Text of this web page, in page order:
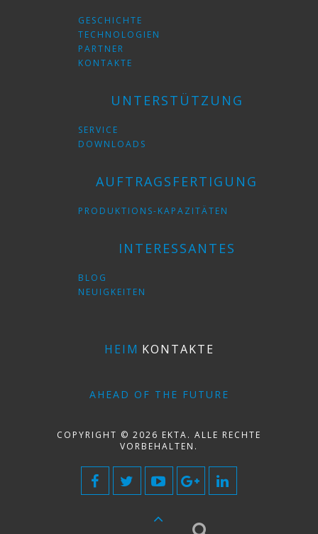
GESCHICHTE
TECHNOLOGIEN
PARTNER
KONTAKTE
UNTERSTÜTZUNG
SERVICE
DOWNLOADS
AUFTRAGSFERTIGUNG
PRODUKTIONS-KAPAZITÄTEN
INTERESSANTES
BLOG
NEUIGKEITEN
HEIM KONTAKTE
AHEAD OF THE FUTURE
COPYRIGHT © 2026 EKTA. ALLE RECHTE
VORBEHALTEN.